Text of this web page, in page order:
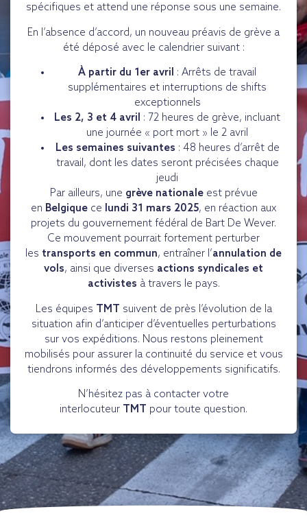
spécifiques et attend une réponse sous une semaine.
En l’absence d’accord, un nouveau préavis de grève a
été déposé avec le calendrier suivant :
À partir du 1er avril : Arrêts de travail
supplémentaires et interruptions de shifts
exceptionnels
Les 2, 3 et 4 avril : 72 heures de grève, incluant
une journée « port mort » le 2 avril
Les semaines suivantes : 48 heures d’arrêt de
travail, dont les dates seront précisées chaque
jeudi
Par ailleurs, une grève nationaleest prévue
en Belgique ce lundi 31 mars 2025, en réaction aux
projets du gouvernement fédéral de Bart De Wever.
Ce mouvement pourrait fortement perturber
les transports en commun, entraîner l’annulation de
vols, ainsi que diverses actions syndicales et
activistes à travers le pays.
Les équipes TMT suivent de près l’évolution de la
situation afin d’anticiper d’éventuelles perturbations
sur vos expéditions. Nous restons pleinement
mobilisés pour assurer la continuité du service et vous
tiendrons informés des développements significatifs.
N’hésitez pas à contacter votre
interlocuteur TMT pour toute question.